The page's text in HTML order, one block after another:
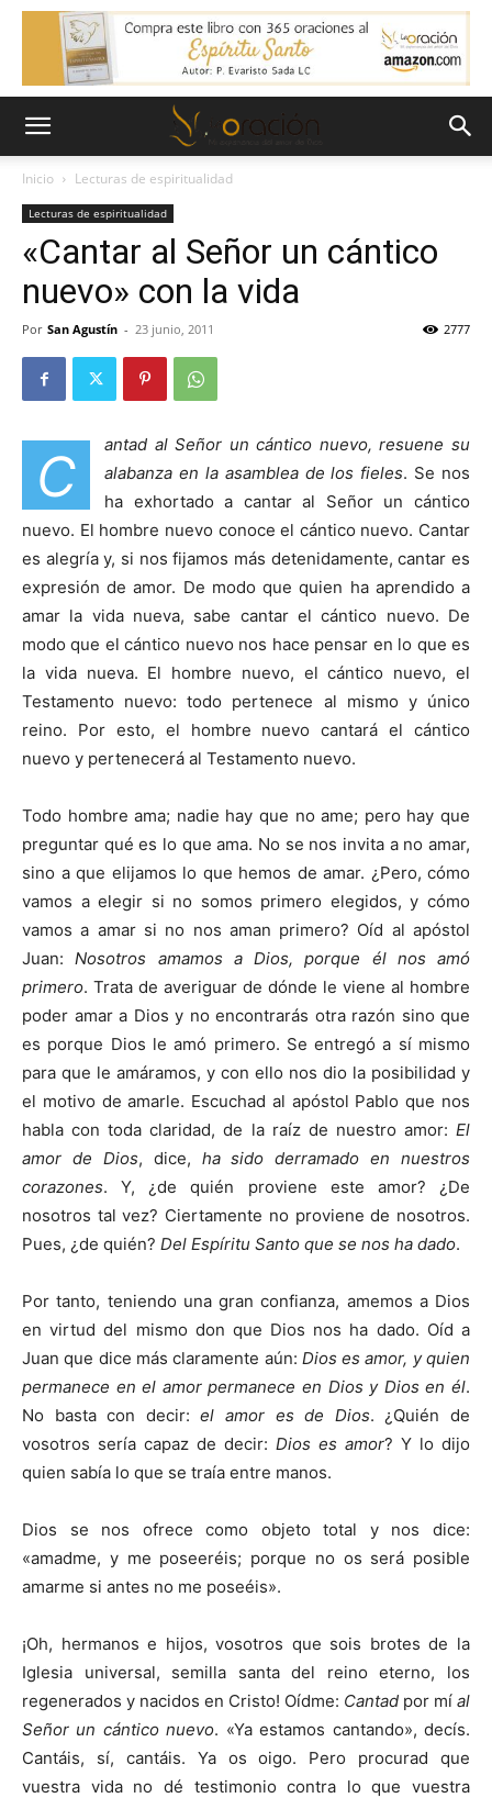
Inicio Lecturas de espiritualidad
Lecturas de espiritualidad
«Cantar al Señor un cántico
nuevo» con la vida
Por San Agustín - 23 junio, 2011 2777
C antad al Señor un cántico nuevo, resuene su
alabanza en la asamblea de los fieles. Se nos
ha exhortado a cantar al Señor un cántico
nuevo. El hombre nuevo conoce el cántico nuevo. Cantar
es alegría y, si nos fijamos más detenidamente, cantar es
expresión de amor. De modo que quien ha aprendido a
amar la vida nueva, sabe cantar el cántico nuevo. De
modo que el cántico nuevo nos hace pensar en lo que es
la vida nueva. El hombre nuevo, el cántico nuevo, el
Testamento nuevo: todo pertenece al mismo y único
reino. Por esto, el hombre nuevo cantará el cántico
nuevo y pertenecerá al Testamento nuevo.
Todo hombre ama; nadie hay que no ame; pero hay que
preguntar qué es lo que ama. No se nos invita a no amar,
sino a que elijamos lo que hemos de amar. ¿Pero, cómo
vamos a elegir si no somos primero elegidos, y cómo
vamos a amar si no nos aman primero? Oíd al apóstol
Juan:Nosotros amamos a Dios, porque él nos amó
primero. Trata de averiguar de dónde le viene al hombre
poder amar a Dios y no encontrarás otra razón sino que
es porque Dios le amó primero. Se entregó a sí mismo
para que le amáramos, y con ello nos dio la posibilidad y
el motivo de amarle. Escuchad al apóstol Pablo que nos
habla con toda claridad, de la raíz de nuestro amor: El
amor de Dios, dice, ha sido derramado en nuestros
corazones. Y, ¿de quién proviene este amor? ¿De
nosotros tal vez? Ciertamente no proviene de nosotros.
Pues, ¿de quién? Del Espíritu Santo que se nos ha dado.
Por tanto, teniendo una gran confianza, amemos a Dios
en virtud del mismo don que Dios nos ha dado. Oíd a
Juan que dice más claramente aún: Dios es amor, y quien
permanece en el amor permanece en Dios y Dios en él.
No basta con decir:el amor es de Dios. ¿Quién de
vosotros sería capaz de decir: Dios es amor? Y lo dijo
quien sabía lo que se traía entre manos.
Dios se nos ofrece como objeto total y nos dice:
«amadme, y me poseeréis; porque no os será posible
amarme si antes no me poseéis».
¡Oh, hermanos e hijos, vosotros que sois brotes de la
Iglesia universal, semilla santa del reino eterno, los
regenerados y nacidos en Cristo! Oídme: Cantad por mí al
Señor un cántico nuevo. «Ya estamos cantando», decís.
Cantáis, sí, cantáis. Ya os oigo. Pero procurad que
vuestra vida no dé testimonio contra lo que vuestra